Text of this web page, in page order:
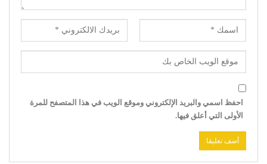
احفظ اسمي والبريد الإلكتروني وموقع الويب في هذا المتصفح للمرة
الأولى التي أعلق فيها.